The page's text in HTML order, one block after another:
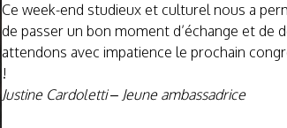
Ce week-end studieux et culturel nous a
de passer un bon moment d’échange et
attendons avec impatience le prochain
!
Justine Cardoletti – Jeune ambassadrice